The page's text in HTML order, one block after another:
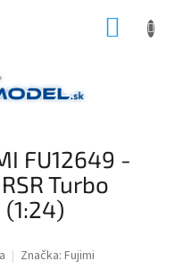
FU12649 -
Turbo
Značka: Fujimi